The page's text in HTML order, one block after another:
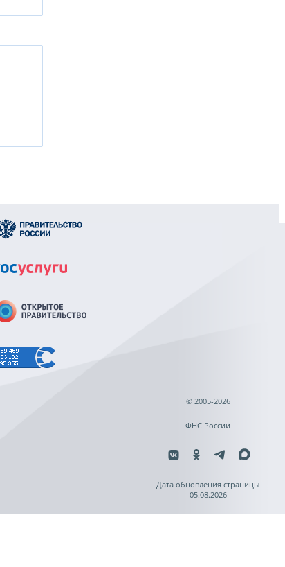
© 2005-2026
ФНС России
Дата обновления страницы
05.08.2026